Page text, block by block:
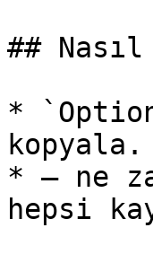
##
*
* — ne
hepsi